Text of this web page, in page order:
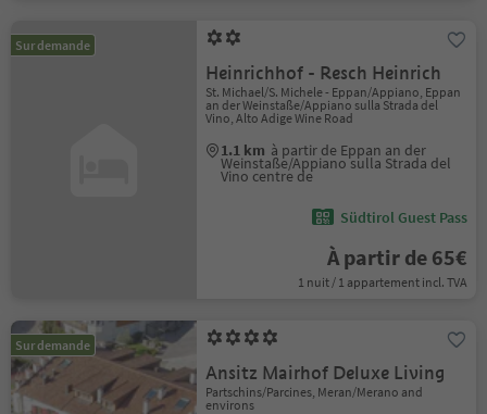
Sur demande
Heinrichhof - Resch Heinrich
St. Michael/S. Michele - Eppan/Appiano, Eppan
an der Weinstaße/Appiano sulla Strada del
Vino, Alto Adige Wine Road
1.1 km à partir de Eppan an der
Weinstaße/Appiano sulla Strada del
Vino centre de
Südtirol Guest Pass
À partir de 65€
1 nuit / 1 appartement incl. TVA
Sur demande
Ansitz Mairhof Deluxe Living
Partschins/Parcines, Meran/Merano and
environs